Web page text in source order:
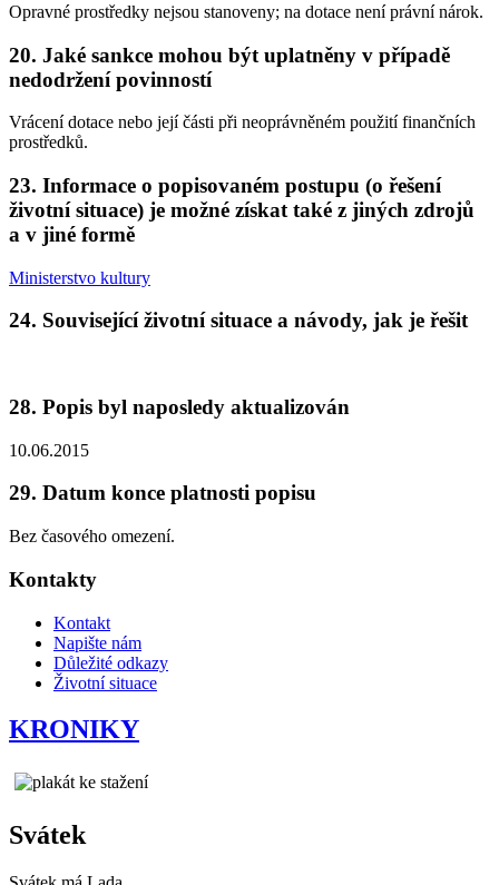
Opravné prostředky nejsou stanoveny; na dotace není právní nárok.
20. Jaké sankce mohou být uplatněny v případě
nedodržení povinností
Vrácení dotace nebo její části při neoprávněném použití finančních
prostředků.
23. Informace o popisovaném postupu (o řešení
životní situace) je možné získat také z jiných zdrojů
a v jiné formě
Ministerstvo kultury
24. Související životní situace a návody, jak je řešit
28. Popis byl naposledy aktualizován
10.06.2015
29. Datum konce platnosti popisu
Bez časového omezení.
Kontakty
Kontakt
Napište nám
Důležité odkazy
Životní situace
KRONIKY
Svátek